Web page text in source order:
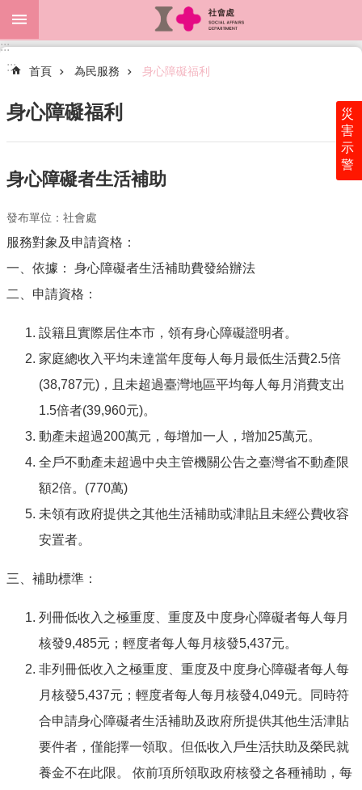
跳到主要內容區塊
進
階
關
於
處
最
新
消
息
開
屬
相
單
災
害
示
警
:::
:::
首頁 為民服務 身心障礙福利
身心障礙福利
身心障礙者生活補助
發布單位：社會處
服務對象及申請資格：
一、依據： 身心障礙者生活補助費發給辦法
二、申請資格：
設籍且實際居住本市，領有身心障礙證明者。
家庭總收入平均未達當年度每人每月最低生活費2.5倍
(38,787元)，且未超過臺灣地區平均每人每月消費支出
1.5倍者(39,960元)。
動產未超過200萬元，每增加一人，增加25萬元。
全戶不動產未超過中央主管機關公告之臺灣省不動產限
額2倍。(770萬)
未領有政府提供之其他生活補助或津貼且未經公費收容
安置者。
三、補助標準：
列冊低收入之極重度、重度及中度身心障礙者每人每月
核發9,485元；輕度者每人每月核發5,437元。
非列冊低收入之極重度、重度及中度身心障礙者每人每
月核發5,437元；輕度者每人每月核發4,049元。同時符
合申請身心障礙者生活補助及政府所提供其他生活津貼
要件者，僅能擇一領取。但低收入戶生活扶助及榮民就
養金不在此限。 依前項所領取政府核發之各種補助，每